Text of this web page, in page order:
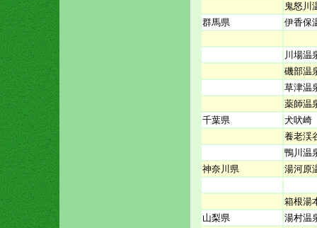
鬼怒川
群馬県
伊香保
川場温
磯部温
草津温
薬師温
千葉県
犬吠崎
養老渓
鴨川温
神奈川県
湯河原
箱根湯
山梨県
湯村温